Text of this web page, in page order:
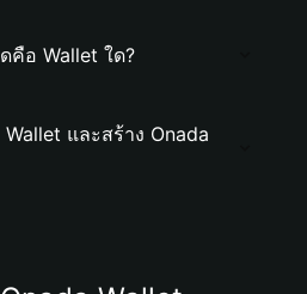
คือ Wallet ใด?
และสร้าง Onada